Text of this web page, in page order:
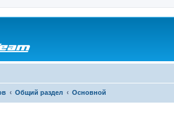
Общий раздел Основной